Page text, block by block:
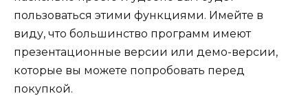
пользоваться этими функциями. Имейте в
виду, что большинство программ имеют
презентационные версии или демо-версии,
которые вы можете попробовать перед
покупкой.